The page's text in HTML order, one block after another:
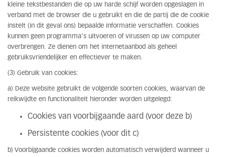
kleine tekstbestanden die op uw harde schijf worden opgeslagen in
verband met de browser die u gebruikt en die de partij die de cookie
instelt (in dit geval ons) bepaalde informatie verschaffen. Cookies
kunnen geen programma’s uitvoeren of virussen op uw computer
overbrengen. Ze dienen om het internetaanbod als geheel
gebruiksvriendelijker en effectiever te maken.
(3) Gebruik van cookies:
a) Deze website gebruikt de volgende soorten cookies, waarvan de
reikwijdte en functionaliteit hieronder worden uitgelegd:
Cookies van voorbijgaande aard (voor deze b)
Persistente cookies (voor dit c)
b) Voorbijgaande cookies worden automatisch verwijderd wanneer u